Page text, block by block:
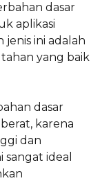
dasar
aplikasi
jenis ini adalah
yang baik
dasar
karena
dan
ideal